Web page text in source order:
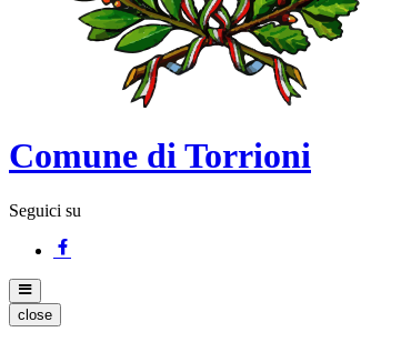
Comune di Torrioni
Seguici su
close